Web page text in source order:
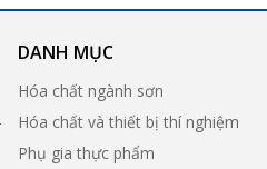
DANH MỤC
Hóa chất ngành sơn
Hóa chất và thiết bị thí nghiệm
Phụ gia thực phẩm